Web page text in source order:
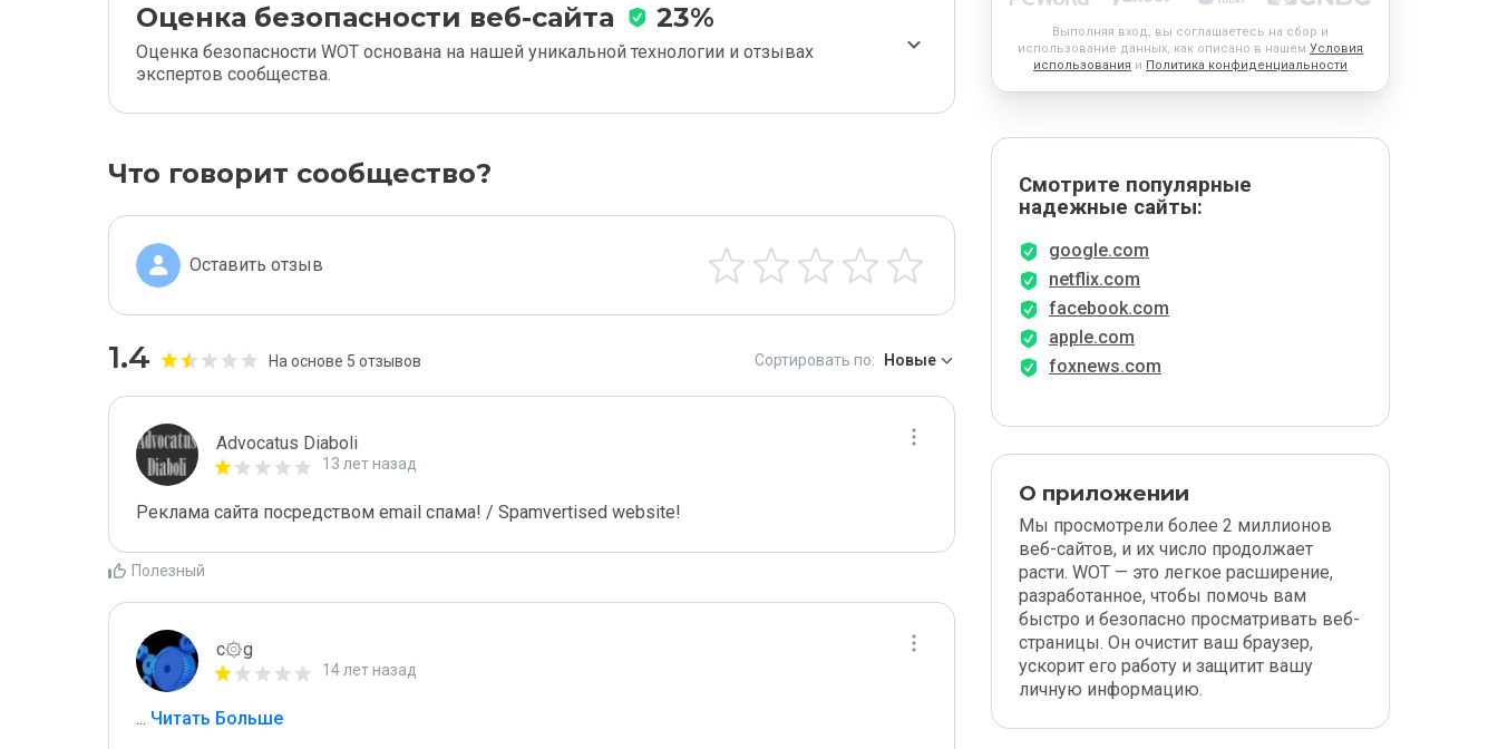
Оценка безопасности веб-сайта 23%
Оценка безопасности WOT основана на нашей уникальной технологии и отзывах
экспертов сообщества.
Что говорит сообщество?
Оставить отзыв
1.4 На основе 5 отзывов Сортировать по: Новые
Advocatus Diaboli
13 лет назад
Реклама сайта посредством email спама! / Spamvertised website!
Полезный
c۞g
14 лет назад
... Читать Больше
Выполняя вход, вы соглашаетесь на сбор и
использование данных, как описано в нашем Условия
использования и Политика конфиденциальности
Смотрите популярные
надежные сайты:
google.com
netflix.com
facebook.com
apple.com
foxnews.com
О приложении
Мы просмотрели более 2 миллионов
веб-сайтов, и их число продолжает
расти. WOT — это легкое расширение,
разработанное, чтобы помочь вам
быстро и безопасно просматривать веб-
страницы. Он очистит ваш браузер,
ускорит его работу и защитит вашу
личную информацию.